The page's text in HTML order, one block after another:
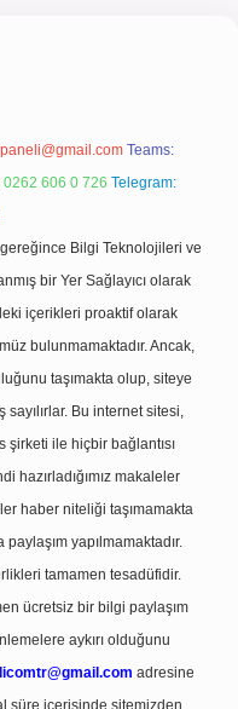
Teams:
0262 606 0 726 Telegram:
Bilgi Teknolojileri ve
bir Yer Sağlayıcı olarak
içerikleri proaktif olarak
bulunmamaktadır. Ancak,
taşımakta olup, siteye
Bu internet sitesi,
şirketi ile hiçbir bağlantısı
hazırladığımız makaleler
haber niteliği taşımamakta
yapılmamaktadır.
tamamen tesadüfidir.
ücretsiz bir bilgi paylaşım
aykırı olduğunu
adresine
süre içerisinde sitemizden